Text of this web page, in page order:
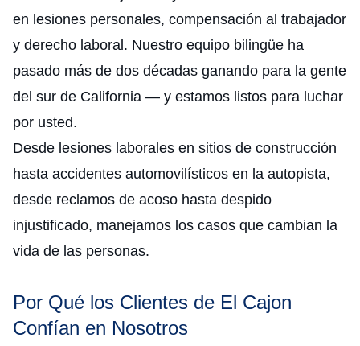
en lesiones personales, compensación al trabajador
y derecho laboral. Nuestro equipo bilingüe ha
pasado más de dos décadas ganando para la gente
del sur de California — y estamos listos para luchar
por usted.
Desde lesiones laborales en sitios de construcción
hasta accidentes automovilísticos en la autopista,
desde reclamos de acoso hasta despido
injustificado, manejamos los casos que cambian la
vida de las personas.
Por Qué los Clientes de El Cajon
Confían en Nosotros